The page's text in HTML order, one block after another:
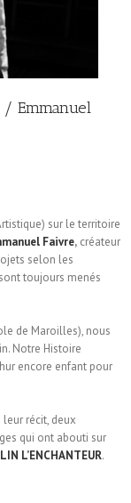
/ Emmanuel
sur le territoire
Faivre, créateur
selon les
toujours menés
de Maroilles), nous
Notre Histoire
encore enfant pour
récit, deux
qui ont abouti sur
L’ENCHANTEUR.